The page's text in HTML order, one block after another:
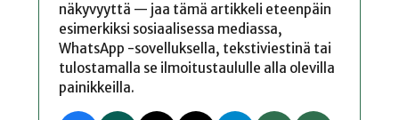
näkyvyyttä — jaa tämä artikkeli eteenpäin
esimerkiksi sosiaalisessa mediassa,
WhatsApp -sovelluksella, tekstiviestinä tai
tulostamalla se ilmoitustaululle alla olevilla
painikkeilla.